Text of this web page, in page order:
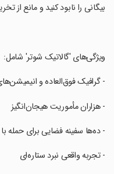
بیگانی را نابود کنید و مانع
‏ویژگی‌های 'گالاتیک شوتر' شامل:
‏- گرافیک فوق‌العاده و
‏- هزاران مأموریت هیجان‌انگیز
‏- ده‌ها سفینه فضایی برای حمله
‏- تجربه واقعی نبرد ستاره‌ای